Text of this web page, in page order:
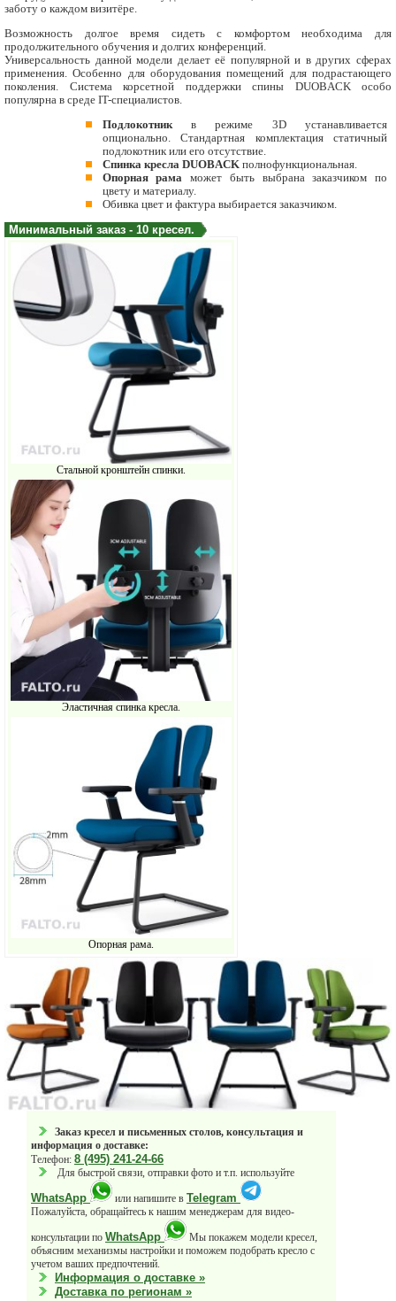
заботу о каждом визитёре.
Возможность долгое время сидеть с комфортом необходима для
продолжительного обучения и долгих конференций.
Универсальность данной модели делает её популярной и в других сферах
применения. Особенно для оборудования помещений для подрастающего
поколения. Система корсетной поддержки спины DUOBACK особо
популярна в среде IT-специалистов.
Подлокотникв режиме 3D устанавливается
опционально. Стандартная комплектация статичный
подлокотник или его отсутствие.
Спинка кресла DUOBACKполнофункциональная.
Опорная рама может быть выбрана заказчиком по
цвету и материалу.
Обивка цвет и фактура выбирается заказчиком.
Минимальный заказ - 10 кресел.
Стальной кронштейн спинки.
Эластичная спинка кресла.
Опорная рама.
Заказ кресел и письменных столов, консультация и
информация о доставке:
Телефон: 8 (495) 241-24-66
Для быстрой связи, отправки фото и т.п. используйте
WhatsApp или напишите в Telegram
Пожалуйста, обращайтесь к нашим менеджерам для видео-
консультации по WhatsApp
Мы покажем модели кресел,
объясним механизмы настройки и поможем подобрать кресло с
учетом ваших предпочтений.
Информация о доставке »
Доставка по регионам »